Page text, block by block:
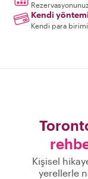
Kendi
Kendi para
Kişisel
yerellerle